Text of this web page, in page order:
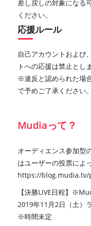
差し戻しの対象になる
ください。
応援ルール
自己アカウントおよび
トへの応援は禁止とし
※違反と認められた場
で予めご了承ください。
Mudiaって？
オーディエンス参加型
はユーザーの投票によ
https://blog.mudia.tv/
【決勝LIVE日程】
2019年11月2日（土）
※時間未定